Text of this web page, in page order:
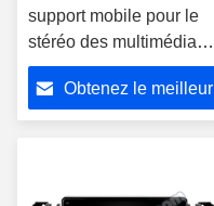
support mobile pour le
stéréo des multimédia
2011-2018 de Peugeot
508 Obtenez le meilleur